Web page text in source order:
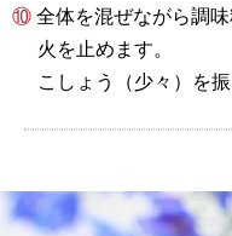
⑩ 全体を混ぜながら調味料をよく絡め、水分を飛ばしたら
火を止めます。
こしょう（少々）を振